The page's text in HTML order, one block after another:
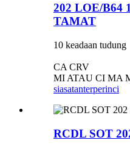
202 LOE/B64
TAMAT
10 keadaan tudung
CA CRV
MI ATAU CI MA
siasatanterperinci
RCDL SOT